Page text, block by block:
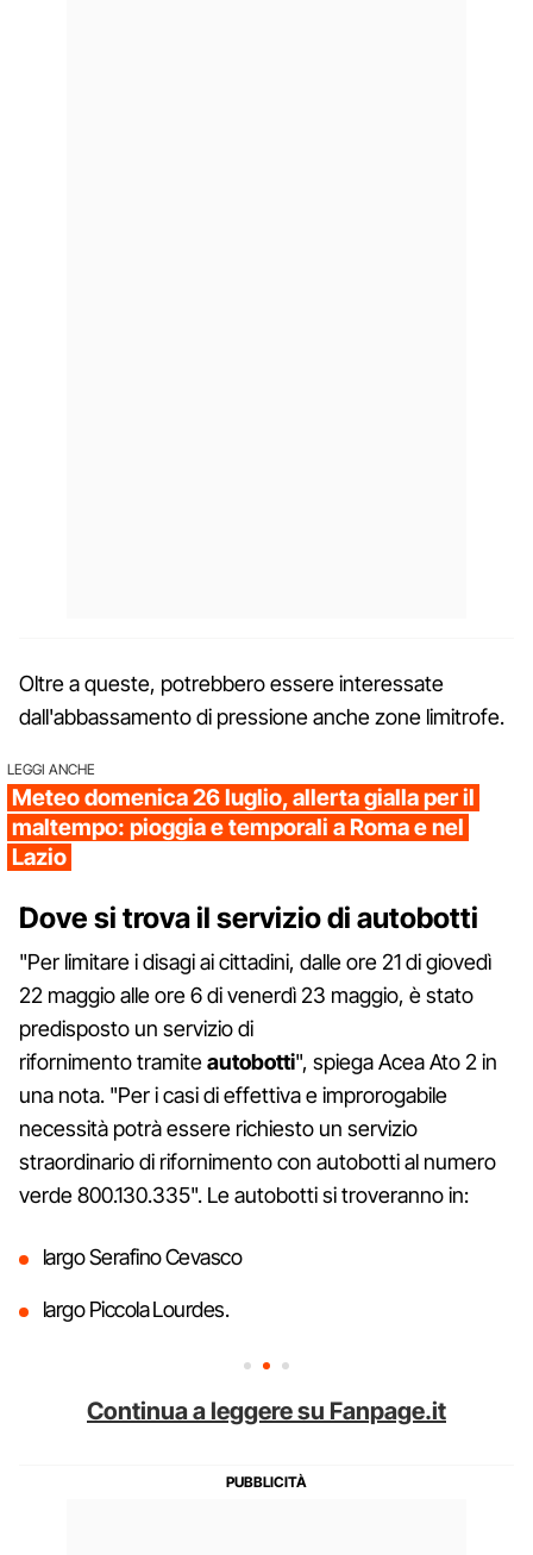
Oltre a queste, potrebbero essere interessate
dall'abbassamento di pressione anche zone limitrofe.
LEGGI ANCHE
Meteo domenica 26 luglio, allerta gialla per il
maltempo: pioggia e temporali a Roma e nel
Lazio
Dove si trova il servizio di autobotti
"Per limitare i disagi ai cittadini, dalle ore 21 di giovedì
22 maggio alle ore 6 di venerdì 23 maggio, è stato
predisposto un servizio di
rifornimento tramiteautobotti", spiega Acea Ato 2 in
una nota. "Per i casi di effettiva e improrogabile
necessità potrà essere richiesto un servizio
straordinario di rifornimento con autobotti al numero
verde 800.130.335". Le autobotti si troveranno in:
largo Serafino Cevasco
largo Piccola Lourdes.
Continua a leggere su Fanpage.it